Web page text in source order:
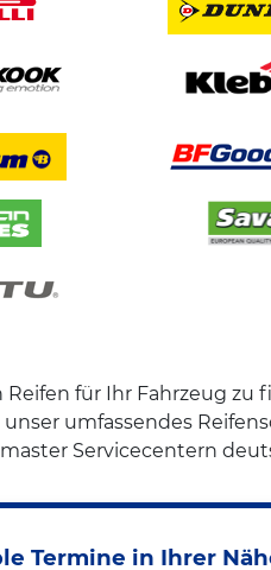
Reifen für Ihr Fahrzeug zu
umfassendes
Servicecentern
Termine in Ihrer